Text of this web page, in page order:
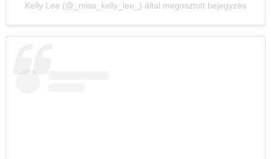
Kelly Lee (@_miss_kelly_lee_) által megosztott bejegyzés